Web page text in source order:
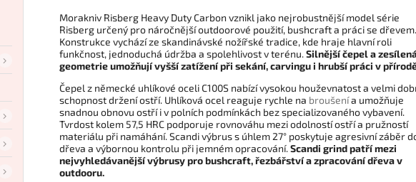
Morakniv Risberg Heavy Duty Carbon vznikl jako nejrobustnější model série
Risberg určený pro náročnější outdoorové použití, bushcraft a práci se dřevem.
Konstrukce vychází ze skandinávské nožířské tradice, kde hraje hlavní roli
funkčnost, jednoduchá údržba a spolehlivost v terénu.Silnější čepel a
geometrie umožňují vyšší zatížení při sekání, carvingu i hrubší práci v
Čepel z německé uhlíkové oceli C100S nabízí vysokou houževnatost a velmi
schopnost držení ostří. Uhlíková ocel reaguje rychle na broušenía umožňuje
snadnou obnovu ostří i v polních podmínkách bez specializovaného vybavení.
Tvrdost kolem 57,5 HRC podporuje rovnováhu mezi odolností ostří a pružností
materiálu při namáhání. Scandi výbrus s úhlem 27° poskytuje agresivní záběr
dřeva a výbornou kontrolu při jemném opracování.Scandi grind patří mezi
nejvyhledávanější výbrusy pro bushcraft, řezbářství a zpracování dřeva v
outdooru.